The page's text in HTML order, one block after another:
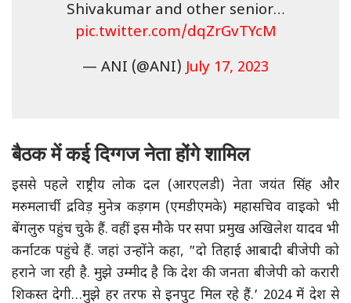
Shivakumar and other senior…
pic.twitter.com/dqZrGvTYcM
— ANI (@ANI)July 17, 2023
बैठक में कई दिग्गज नेता होंगे शामिल
इससे पहले राष्ट्रीय लोक दल (आरएलडी) नेता जयंत सिंह और
मरुमलार्ची द्रविड़ मुनेत्र कड़गम (एमडीएमके) महासचिव वाइको भी
बेंगलुरु पहुंच चुके हैं. वहीं इस मौके पर सपा प्रमुख अखिलेश यादव भी
कर्नाटक पहुंचे हैं. जहां उन्होंने कहा, ”दो तिहाई आबादी बीजेपी को
हराने जा रही है. मुझे उम्मीद है कि देश की जनता बीजेपी को करारी
शिकस्त देगी…मुझे हर तरफ से इनपुट मिल रहे हैं.’ 2024 में देश से